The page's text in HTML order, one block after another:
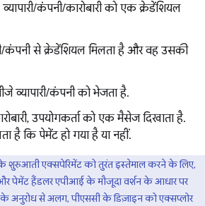
कंपनी/कारोबारी को एक क्रेडेंशियल
कंपनी से क्रेडेंशियल मिलता है और वह उसकी
व्यापारी/कंपनी को भेजता है.
उपयोगकर्ता को एक मैसेज दिखाता है.
है कि पेमेंट हो गया है या नहीं.
शुरुआती एक्सपेरिमेंट को तुरंत इस्तेमाल करने के लिए,
पेमेंट हैंडलर एपीआई के मौजूदा वर्शन के आधार पर
अनुरोध से अलग, पीएससी के डिज़ाइन को एक्सप्लोर